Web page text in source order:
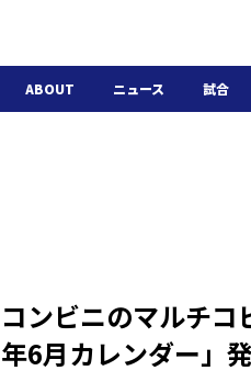
ABOUT ニュース 試合
コンビニのマルチコ
年6月カレンダー」